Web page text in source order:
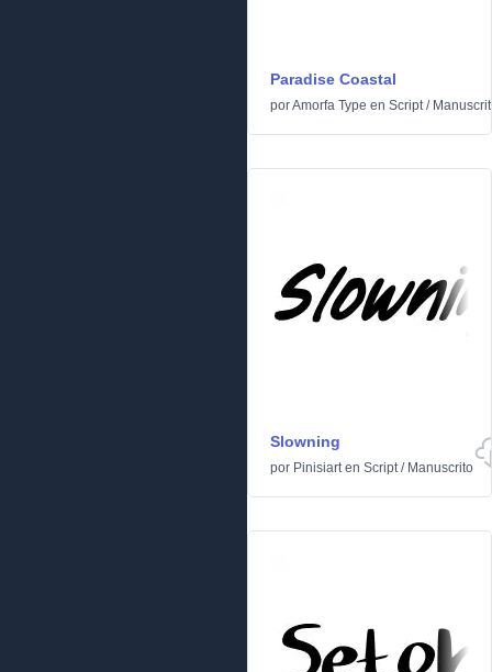
Paradise Coastal
porAmorfa Type en Script/
Slowning
por Pinisiarten Script/ Manuscrito